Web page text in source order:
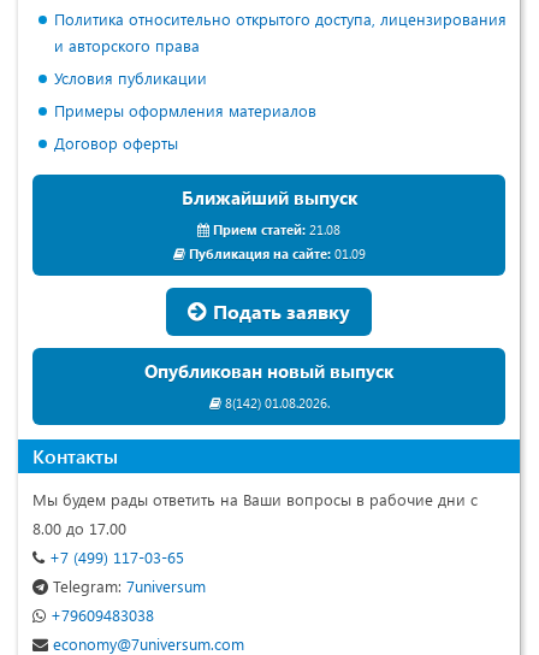
Политика относительно открытого доступа, лицензирования
и авторского права
Условия публикации
Примеры оформления материалов
Договор оферты
Ближайший выпуск
Прием статей: 21.08
Публикация на сайте:01.09
Подать заявку
Опубликован новый выпуск
8(142) 01.08.2026.
Контакты
Мы будем рады ответить на Ваши вопросы в рабочие дни с
8.00 до 17.00
+7 (499) 117-03-65
Telegram: 7universum
+79609483038
economy@7universum.com